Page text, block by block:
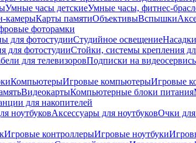
Умные часы детскиеУмные часы, фитнес-
камерыКарты памятиОбъективыВспышки
фоторамки
для фотостудииСтудийное освещение
для фотостудииСтойки, системы крепления
для телевизоровПодписки на
КомпьютерыИгровые компьютерыИгровые
ВидеокартыКомпьютерные блоки питания
для накопителей
ноутбуковАксессуары для ноутбуковОчки
Игровые контроллерыИгровые ноутбуки